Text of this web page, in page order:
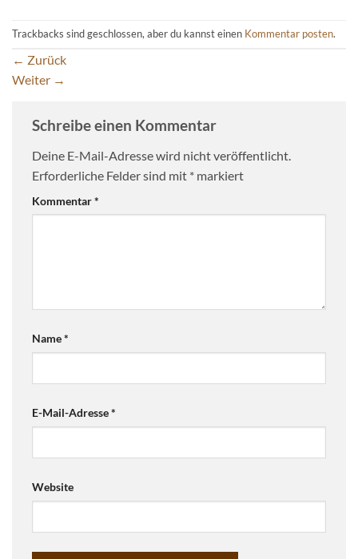
Trackbacks sind geschlossen, aber du kannst einen Kommentar posten.
← Zurück
Weiter →
Schreibe einen Kommentar
Deine E-Mail-Adresse wird nicht veröffentlicht.
Erforderliche Felder sind mit * markiert
Kommentar*
Name*
E-Mail-Adresse*
Website